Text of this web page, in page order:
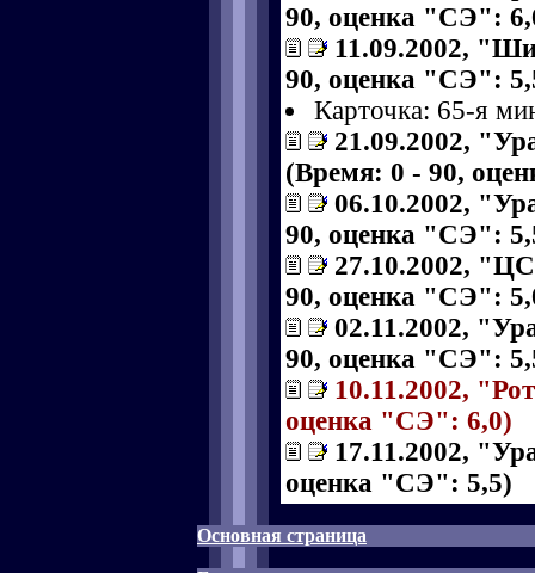
90, оценка "СЭ":
11.09.2002,
90, оценка "СЭ":
Карточка: 65-я
21.09.2002,
(Время: 0 - 90,
06.10.2002,
90, оценка "СЭ":
27.10.2002,
90, оценка "СЭ":
02.11.2002,
90, оценка "СЭ":
10.11.2002,
оценка "СЭ": 6,0)
17.11.2002,
оценка "СЭ": 5,5)
Основная страница